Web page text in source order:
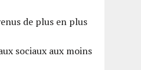
de plus en plus
sociaux aux moins